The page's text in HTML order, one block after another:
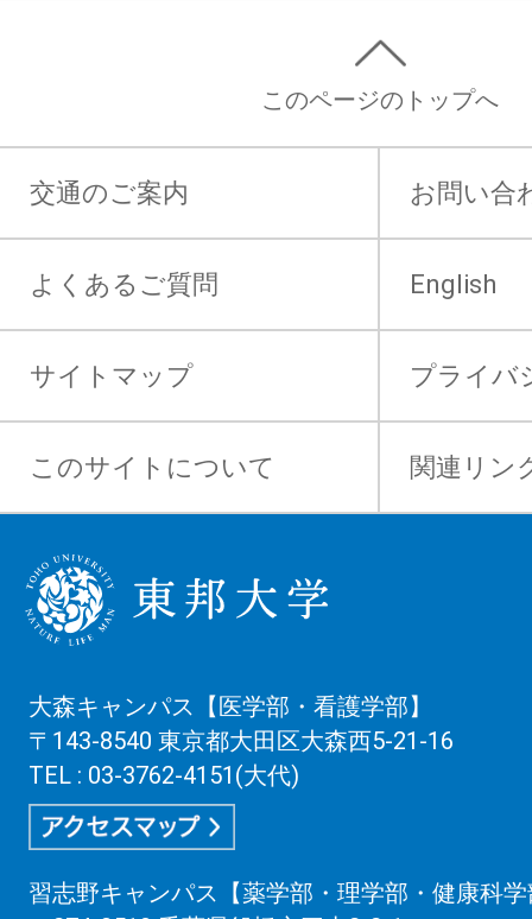
このページのトップへ
交通のご案内 お問い合
よくあるご質問 English
サイトマップ プライバ
このサイトについて 関連リン
大森キャンパス【医学部・看護学部】
〒143-8540 東京都大田区大森西5-21-16
TEL : 03-3762-4151(大代)
習志野キャンパス【薬学部・理学部・健康科